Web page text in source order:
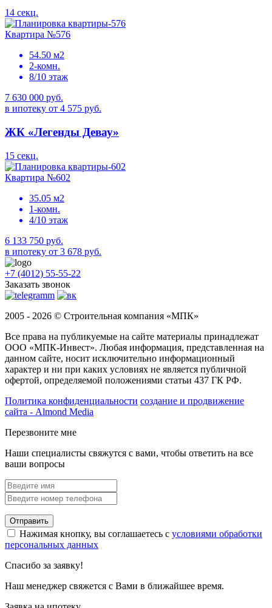
14 секц.
Квартира №576
54.50 м2
2-комн.
8/10 этаж
7 630 000 руб.
в ипотеку от 4 575 руб.
ЖК «Легенды Девау»
15 секц.
Квартира №602
35.05 м2
1-комн.
4/10 этаж
6 133 750 руб.
в ипотеку от 3 678 руб.
+7 (4012) 55-55-22
Заказать звонок
2005 - 2026 © Строительная компания «МПК»
Все права на публикуемые на сайте материалы принадлежат
ООО «МПК-Инвест». Любая информация, представленная на
данном сайте, носит исключительно информационный
характер и ни при каких условиях не является публичной
офертой, определяемой положениями статьи 437 ГК РФ.
Политика конфиденциальности создание и продвижение
сайта - Almond Media
Перезвоните мне
Наши специалисты свяжутся с вами, чтобы ответить на все
ваши вопросы
Отправить
Нажимая кнопку, вы соглашаетесь с условиями обработки
персональных данных
Спасибо за заявку!
Наш менеджер свяжется с Вами в ближайшее время.